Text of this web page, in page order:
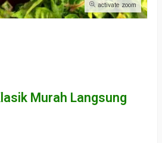
activate zoom
Murah Langsung